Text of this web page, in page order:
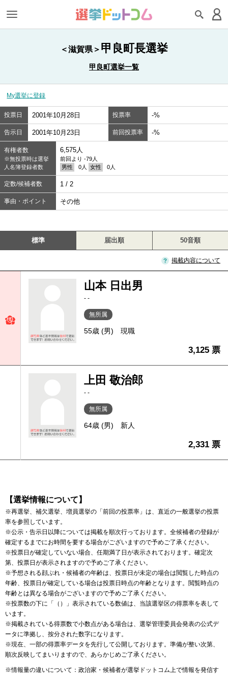
＜滋賀県＞ 甲良町長選挙
甲良町選挙一覧
My選挙に登録
投票日 2001年10月28日 投票率 -%
告示日 2001年10月23日 前回投票率 -%
有権者数
※無投票時は選挙
人名簿登録者数
6,575人
前回より -79人
男性
0人 女性 0人
定数/候補者数 1 / 2
事由・ポイント その他
標準 届出順 50音順
掲載内容について
山本 日出男
- -
無所属
55歳 (男) 現職
3,125 票
上田 敬治郎
- -
無所属
64歳 (男) 新人
2,331 票
【選挙情報について】
※再選挙、補欠選挙、増員選挙の「前回の投票率」は、直近の一般選挙の投票
率を参照しています。
※公示・告示日以降については掲載を順次行っております。全候補者の登録が
確定するまでにお時間を要する場合がございますので予めご了承ください。
※投票日が確定していない場合、任期満了日が表示されております。確定次
第、投票日が表示されますので予めご了承ください。
※予想される顔ぶれ・候補者の年齢は、投票日が未定の場合は閲覧した時点の
年齢、投票日が確定している場合は投票日時点の年齢となります。閲覧時点の
年齢とは異なる場合がございますので予めご了承ください。
※投票数の下に「（）」表示されている数値は、当該選挙区の得票率を表して
います。
※掲載されている得票数で小数点がある場合は、選挙管理委員会発表の公式デ
ータに準拠し、按分された数字になります。
※現在、一部の得票率データを先行して公開しております。準備が整い次第、
順次反映してまいりますので、あらかじめご了承ください。
※情報量の違いについて：政治家・候補者が選挙ドットコム上で情報を発信す